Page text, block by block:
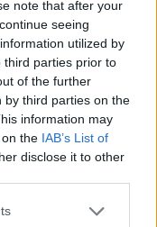
note that after your
seeing
utilized by
third parties prior to
of the further
by third parties on the
information may
the IAB’s List of
disclose it to other
attirato diverse
in Francia
Bezhani potrebbe
per il lato
attendere la fine
direzione il club